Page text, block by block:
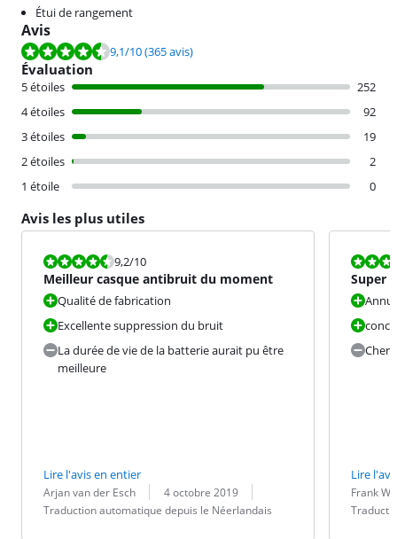
Étui de rangement
Avis
La note est de 9,1 sur 10, basée sur 365 avis.
9,1/10(365 avis)
Évaluation
5 étoiles
252
4 étoiles
92
3 étoiles
19
2 étoiles
2
1 étoile
0
Avis les plus utiles
La note est 9,2 sur 10.
9,2/10
Meilleur casque antibruit du moment
Qualité de fabrication
Excellente suppression du bruit
La durée de vie de la batterie aurait pu être
meilleure
Lire l'avis en entier
Évaluation par :
Arjan van der Esch
Date : 4 octobre 2019
Traduction :
Traduction automatique depuis le Néerlandais
La note est
Super
Cher
Lire
Évaluation
Frank
Date :
Traduction :